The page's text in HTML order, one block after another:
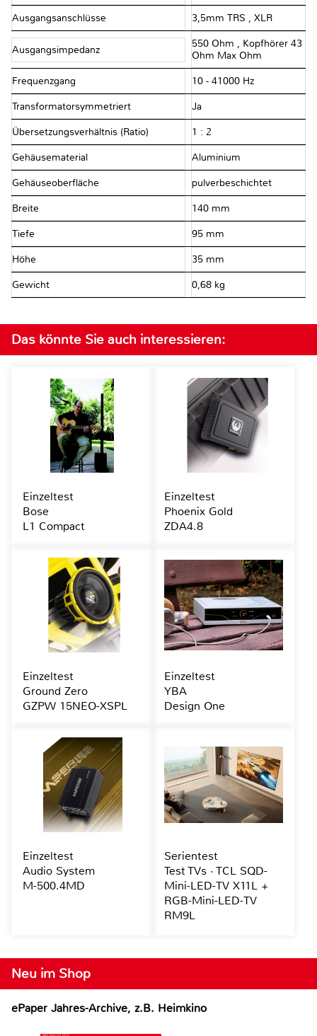
Ausgangsanschlüsse 3,5mm TRS , XLR
Ausgangsimpedanz
550 Ohm , Kopfhörer 43
Ohm Max Ohm
Frequenzgang 10 - 41000 Hz
Transformatorsymmetriert Ja
Übersetzungsverhältnis (Ratio) 1 : 2
Gehäusematerial Aluminium
Gehäuseoberfläche pulverbeschichtet
Breite 140 mm
Tiefe 95 mm
Höhe 35 mm
Gewicht 0,68 kg
Neu im Shop
ePaper Jahres-Archive, z.B. Heimkino
Das könnte Sie auch interessieren:
Einzeltest
Bose
L1 Compact
Einzeltest
Phoenix Gold
ZDA4.8
Einzeltest
Ground Zero
GZPW 15NEO-XSPL
Einzeltest
YBA
Design One
Einzeltest
Audio System
M-500.4MD
Serientest
Test TVs · TCL SQD-
Mini-LED-TV X11L +
RGB-Mini-LED-TV
RM9L